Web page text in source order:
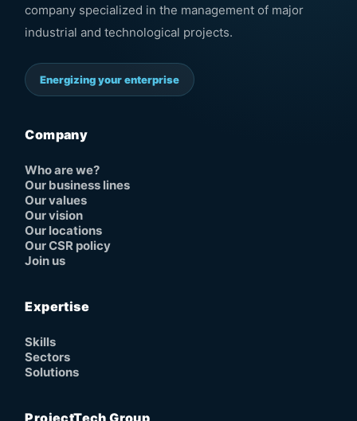
company specialized in the management of major
industrial and technological projects.
Energizing your enterprise
Company
Who are we?
Our business lines
Our values
Our vision
Our locations
Our CSR policy
Join us
Expertise
Skills
Sectors
Solutions
ProjectTech Group